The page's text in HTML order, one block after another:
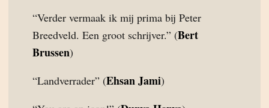
“Verder vermaak ik mij prima bij Peter
Breedveld. Een groot schrijver.” (Bert
Brussen)
“Landverrader” (Ehsan Jami)